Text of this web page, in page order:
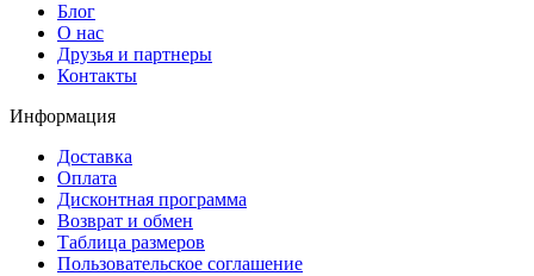
Блог
О нас
Друзья и партнеры
Контакты
Информация
Доставка
Оплата
Дисконтная программа
Возврат и обмен
Таблица размеров
Пользовательское соглашение